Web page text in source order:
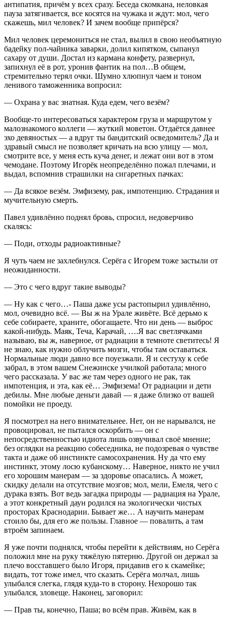
антипатия, причём у всех сразу. Беседа скомкана, неловкая
пауза затягивается, все косятся на чужака и ждут: мол, чего
скажешь, мил человек? И зачем вообще припёрся?
Мил человек церемониться не стал, вылил в свою необъятную
бадейку пол-чайника заварки, долил кипятком, сыпанул
сахару от души. Достал из кармана конфету, развернул,
запихнул её в рот, уронив фантик на пол…В общем,
стремительно терял очки. Шумно хлюпнул чаем и тоном
ленивого таможенника вопросил:
— Охрана у вас знатная. Куда едем, чего везём?
Вообще-то интересоваться характером груза и маршрутом у
малознакомого коллеги — жуткий моветон. Отдаётся давнее
эхо девяностых — а вдруг ты бандитский осведомитель? Да и
здравый смысл не позволяет кричать на всю улицу — мол,
смотрите все, у меня есть куча денег, и лежат они вот в этом
чемодане. Поэтому Игорёк неопределённо пожал плечами, и
выдал, вспомнив страшилки на сигаретных пачках:
— Да всякое везём. Эмфизему, рак, импотенцию. Страдания и
мучительную смерть.
Павел удивлённо поднял бровь, спросил, недоверчиво
скалясь:
— Поди, отходы радиоактивные?
Я чуть чаем не захлебнулся. Серёга с Игорем тоже застыли от
неожиданности.
— Это с чего вдруг такие выводы?
— Ну как с чего…- Паша даже усы растопырил удивлённо,
мол, очевидно всё. — Вы ж на Урале живёте. Всё дерьмо к
себе собираете, храните, обогащаете. Что ни день — выброс
какой-нибудь. Маяк, Теча, Карачай, ….Я вас светлячками
называю, вы ж, наверное, от радиации в темноте светитесь! Я
не знаю, как нужно облучить мозги, чтобы там оставаться.
Нормальные люди давно все поуезжали. Я и сестуху к себе
забрал, в этом вашем Снежинске училкой работала; много
чего рассказала. У вас же там через одного не рак, так
импотенция, и эта, как её… Эмфизема! От радиации и дети
дебилы. Мне любые деньги давай — я даже близко от вашей
помойки не проеду.
Я посмотрел на него внимательнее. Нет, он не нарывался, не
провоцировал, не пытался оскорбить — он с
непосредственностью идиота лишь озвучивал своё мнение;
без оглядки на реакцию собеседника, не подозревая о чувстве
такта и даже об инстинкте самосохранения. Ну да что ему
инстинкт, этому лосю кубанскому… Наверное, никто не учил
его хорошим манерам — за здоровье опасались. А может,
скидку делали на отсутствие мозгов; мол, мели, Емеля, чего с
дурака взять. Вот ведь загадка природы — радиация на Урале,
а этот конкретный даун родился на экологически чистых
просторах Краснодарии. Бывает же… А научить манерам
стоило бы, для его же пользы. Главное — повалить, а там
втроём запинаем.
Я уже почти поднялся, чтобы перейти к действиям, но Серёга
положил мне на руку тяжёлую пятерню. Другой он держал за
плечо восставшего было Игоря, придавив его к скамейке;
видать, тот тоже имел, что сказать. Серёга молчал, лишь
улыбался слегка, глядя куда-то в сторону. Нехорошо так
улыбался, зловеще. Наконец, заговорил:
— Прав ты, конечно, Паша; во всём прав. Живём, как в